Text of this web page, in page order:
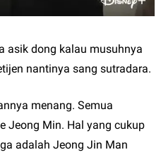
asik dong kalau musuhnya
nantinya sang sutradara.
menang. Semua
Jeong Min. Hal yang cukup
adalah Jeong Jin Man